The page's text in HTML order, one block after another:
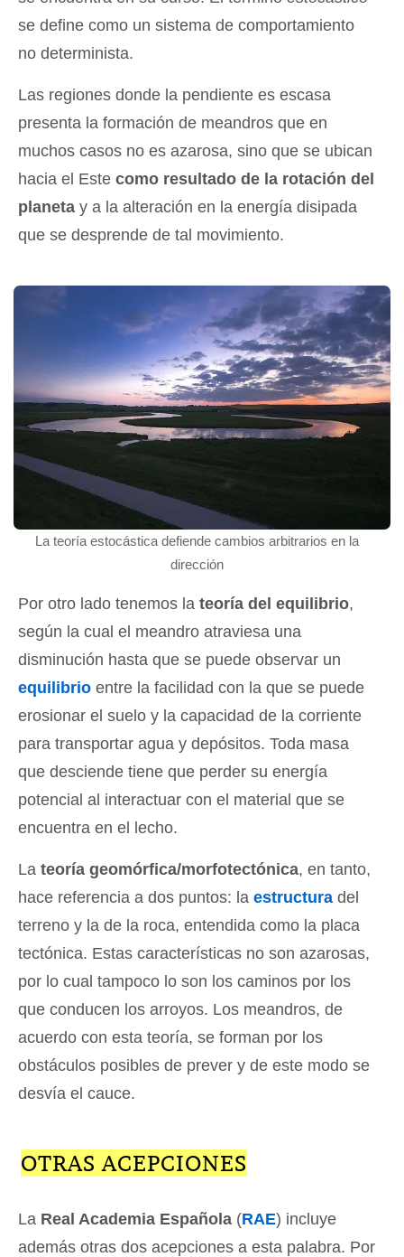
se define como un sistema de comportamiento
no determinista.
Las regiones donde la pendiente es escasa
presenta la formación de meandros que en
muchos casos no es azarosa, sino que se ubican
hacia el Este como resultado de la rotación del
planeta y a la alteración en la energía disipada
que se desprende de tal movimiento.
La teoría estocástica defiende cambios arbitrarios en la
dirección
Por otro lado tenemos la teoría del equilibrio,
según la cual el meandro atraviesa una
disminución hasta que se puede observar un
equilibrio entre la facilidad con la que se puede
erosionar el suelo y la capacidad de la corriente
para transportar agua y depósitos. Toda masa
que desciende tiene que perder su energía
potencial al interactuar con el material que se
encuentra en el lecho.
La teoría geomórfica/morfotectónica, en tanto,
hace referencia a dos puntos: la estructura del
terreno y la de la roca, entendida como la placa
tectónica. Estas características no son azarosas,
por lo cual tampoco lo son los caminos por los
que conducen los arroyos. Los meandros, de
acuerdo con esta teoría, se forman por los
obstáculos posibles de prever y de este modo se
desvía el cauce.
OTRAS ACEPCIONES
La Real Academia Española (RAE) incluye
además otras dos acepciones a esta palabra. Por